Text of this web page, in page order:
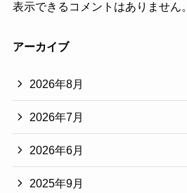
表示できるコメントはありません。
アーカイブ
2026年8月
2026年7月
2026年6月
2025年9月